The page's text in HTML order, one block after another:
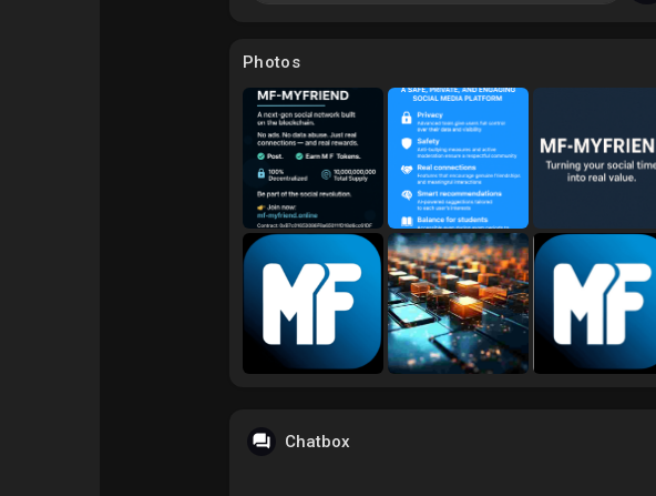
My Jobs
My Courses
Movies
Developers
Photos
Chatbox